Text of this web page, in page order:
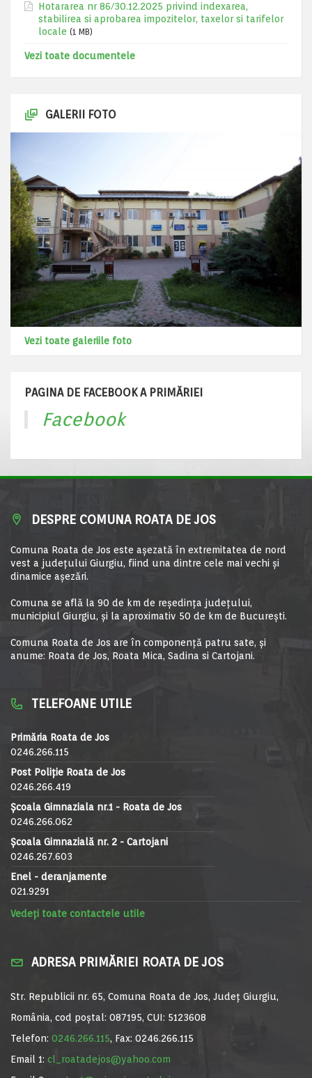
Hotararea nr 86/30.12.2025 privind indexarea,
stabilirea si aprobarea impozitelor, taxelor si tarifelor
locale (1 MB)
Vezi toate documentele
GALERII FOTO
Vezi toate galeriile foto
PAGINA DE FACEBOOK A PRIMĂRIEI
Facebook
DESPRE COMUNA ROATA DE JOS
Comuna Roata de Jos este aşezată în extremitatea de nord
vest a judeţului Giurgiu, fiind una dintre cele mai vechi şi
dinamice aşezări.
Comuna se află la 90 de km de reşedinţa judeţului,
municipiul Giurgiu, şi la aproximativ 50 de km de Bucureşti.
Comuna Roata de Jos are în componență patru sate, și
anume: Roata de Jos, Roata Mica, Sadina si Cartojani.
TELEFOANE UTILE
Primăria Roata de Jos
0246.266.115
Post Poliție Roata de Jos
0246.266.419
Școala Gimnaziala nr.1 - Roata de Jos
0246.266.062
Școala Gimnazială nr. 2 - Cartojani
0246.267.603
Enel - deranjamente
021.9291
Vedeți toate contactele utile
ADRESA PRIMĂRIEI ROATA DE JOS
Str. Republicii nr. 65, Comuna Roata de Jos, Județ Giurgiu,
România, cod poștal: 087195, CUI: 5123608
Telefon: 0246.266.115, Fax: 0246.266.115
Email 1: cl_roatadejos@yahoo.com